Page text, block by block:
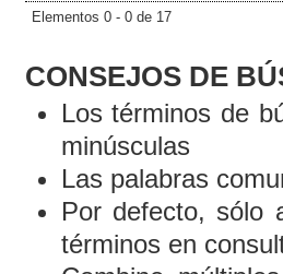
Elementos 0 - 0 de 17
CONSEJOS DE
Los términos de
minúsculas
Las palabras
Por defecto, sólo
términos en